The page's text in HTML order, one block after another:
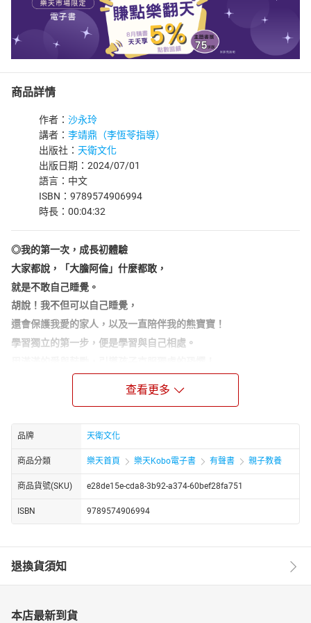
商品詳情
作者： 沙永玲
講者： 李靖鼎（李恆苓指導）
出版社： 天衛文化
出版日期：2024/07/01
語言：中文
ISBN：9789574906994
時長：00:04:32
◎我的第一次，成長初體驗
大家都說，「大膽阿倫」什麼都敢，
就是不敢自己睡覺。
胡說！我不但可以自己睡覺，
還會保護我愛的家人，以及一直陪伴我的熊寶寶！
學習獨立的第一步，便是學習與自己相處。
大膽阿倫總是有理由不自己睡覺，但就在他五歲生日那天，爸
媽宣布說，長大的男生要自己一個人睡覺。阿倫只好硬著頭皮答
應。這天夜裡，阿倫一個人面對房間有妖怪的恐懼，裝做自己非常
勇敢地把怪物一一解決了，度過人生中第一次自己睡覺的夜晚。
當他的恐懼情緒來臨時，抱抱他，安撫他，讓他有安全感，可紓解
孩子恐懼的心理。
查看更多
品牌 天衛文化
商品分類 樂天首頁 樂天Kobo電子書 有聲書 親子教養
商品貨號(SKU) e28de15e-cda8-3b92-a374-60bef28fa751
ISBN 9789574906994
退換貨須知
本店最新到貨